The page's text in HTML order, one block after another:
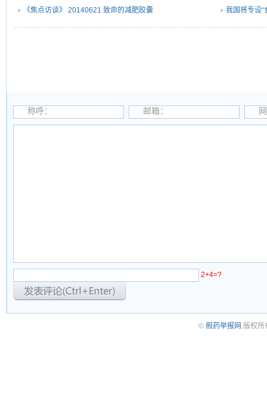
《焦点访谈》 20140621 致命的减肥胶囊 我国将专设“
称呼： 邮箱：
2+4=?
© 假药举报网 .版权